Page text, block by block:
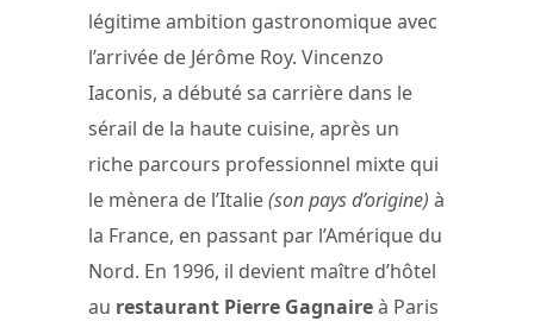
légitime ambition gastronomique avec
l’arrivée de Jérôme Roy. Vincenzo
Iaconis, a débuté sa carrière dans le
sérail de la haute cuisine, après un
riche parcours professionnel mixte qui
le mènera de l’Italie(son pays d’origine) à
la France, en passant par l’Amérique du
Nord. En 1996, il devient maître d’hôtel
au restaurant Pierre Gagnaireà Paris